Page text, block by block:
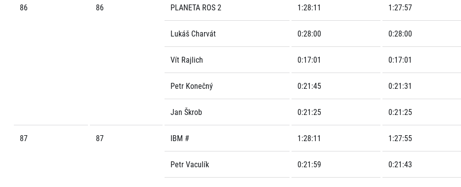
86 86 PLANETA ROS 2 1:28:11 1:27:57
Lukáš Charvát 0:28:00 0:28:00
Vít Rajlich 0:17:01 0:17:01
Petr Konečný 0:21:45 0:21:31
Jan Škrob 0:21:25 0:21:25
87 87 IBM # 1:28:11 1:27:55
Petr Vaculík 0:21:59 0:21:43